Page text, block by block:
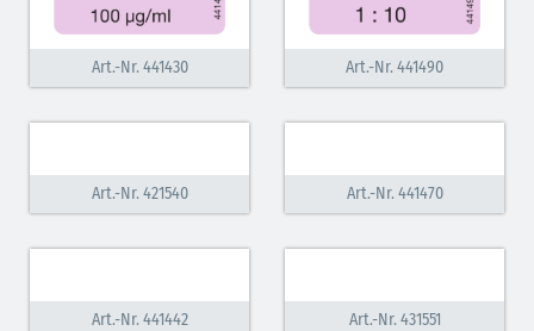
Art.-Nr. 441430 Art.-Nr. 441490
Art.-Nr. 421540 Art.-Nr. 441470
Art.-Nr. 441442 Art.-Nr. 431551